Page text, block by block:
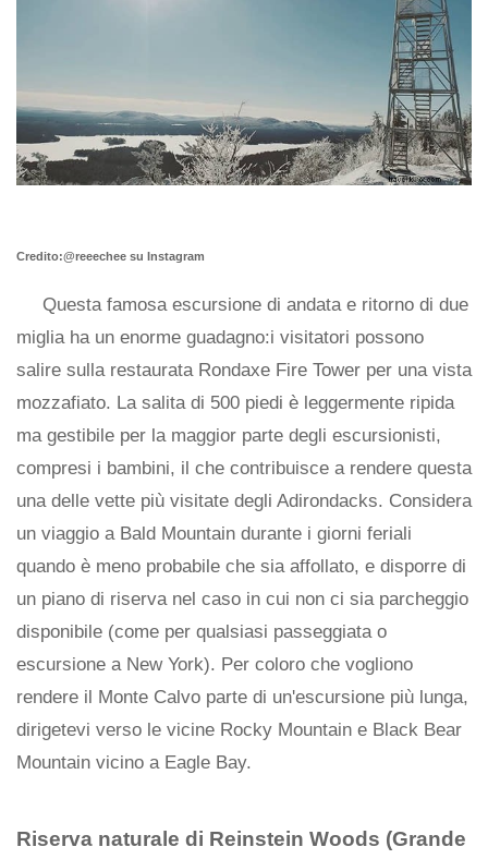
Credito:@reeechee su Instagram
Questa famosa escursione di andata e ritorno di due
miglia ha un enorme guadagno:i visitatori possono
salire sulla restaurata Rondaxe Fire Tower per una vista
mozzafiato. La salita di 500 piedi è leggermente ripida
ma gestibile per la maggior parte degli escursionisti,
compresi i bambini, il che contribuisce a rendere questa
una delle vette più visitate degli Adirondacks. Considera
un viaggio a Bald Mountain durante i giorni feriali
quando è meno probabile che sia affollato, e disporre di
un piano di riserva nel caso in cui non ci sia parcheggio
disponibile (come per qualsiasi passeggiata o
escursione a New York). Per coloro che vogliono
rendere il Monte Calvo parte di un'escursione più lunga,
dirigetevi verso le vicine Rocky Mountain e Black Bear
Mountain vicino a Eagle Bay.
Riserva naturale di Reinstein Woods (Grande